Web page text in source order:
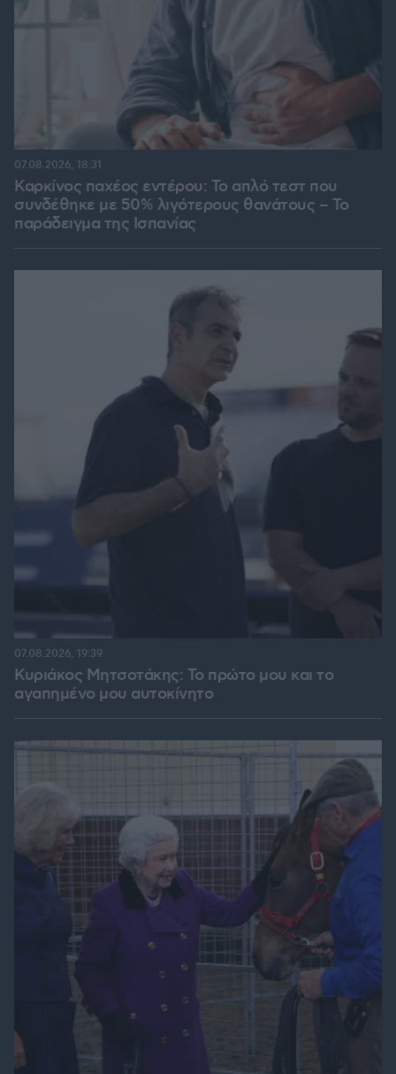
Καρκίνος παχέος εντέρου: Το απλό τεστ που
συνδέθηκε με 50% λιγότερους θανάτους – Το
παράδειγμα της Ισπανίας
07.08.2026, 18:31
Κυριάκος Μητσοτάκης: Το πρώτο μου και το
αγαπημένο μου αυτοκίνητο
07.08.2026, 19:39